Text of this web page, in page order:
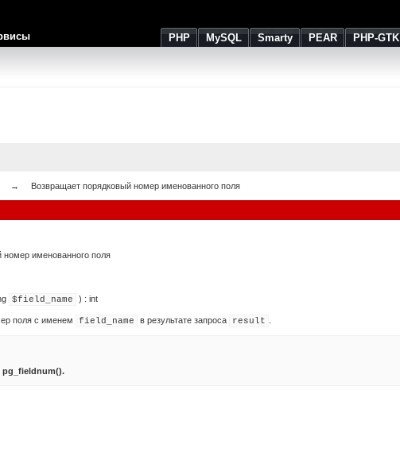
PHP MySQL Smarty PEAR PHP-GTK
Возвращает порядковый номер именованного поля
номер именованного поля
$field_name ) : int
поля с именем field_name в результате запроса result
pg_fieldnum().